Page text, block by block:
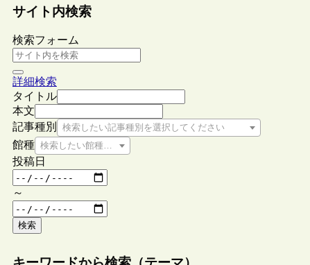
サイト内検索
検索フォーム
詳細検索
タイトル
本文
記事種別
検索したい記事種別を選択してください
館種 検索したい館種を選択してください
投稿日
～
検索